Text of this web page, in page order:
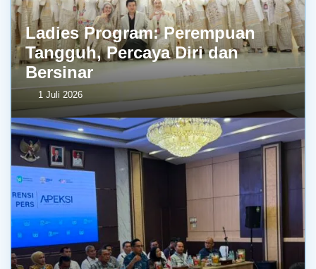
Ladies Program: Perempuan
Tangguh, Percaya Diri dan
Bersinar
1 Juli 2026